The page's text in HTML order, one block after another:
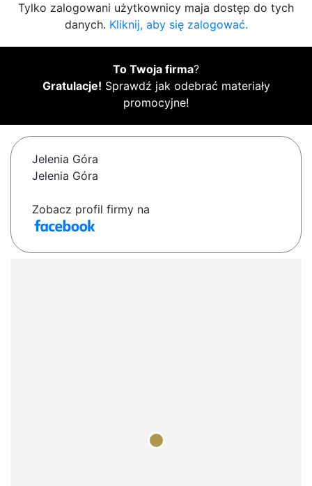
Tylko zalogowani użytkownicy maja dostęp do tych
danych. Kliknij, aby się zalogować.
To Twoja firma?
Gratulacje! Sprawdź jak odebrać materiały
promocyjne!
Jelenia Góra
Jelenia Góra
Zobacz profil firmy na